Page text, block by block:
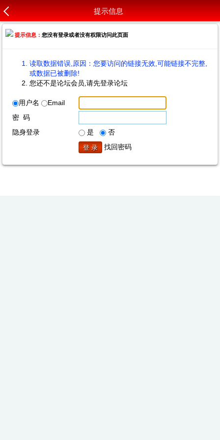
提示信息
提示信息：您没有登录或者没有权限访问此页面
读取数据错误,原因：您要访问的链接无效,可能链接不完整,
或数据已被删除!
您还不是论坛会员,请先登录论坛
用户名
Email
密 码
隐身登录
是
否
找回密码